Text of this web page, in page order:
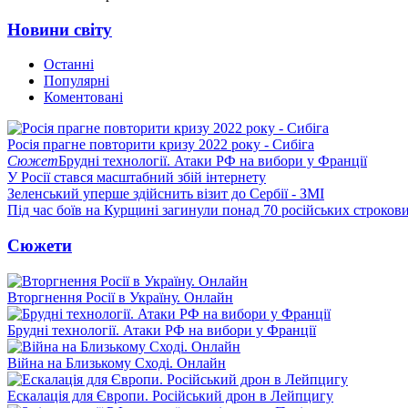
Новини світу
Останні
Популярні
Коментовані
Росія прагне повторити кризу 2022 року - Сибіга
СюжетБрудні технології. Атаки РФ на вибори у Франції
У Росії стався масштабний збій інтернету
Зеленський уперше здійснить візит до Сербії - ЗМІ
Під час боїв на Курщині загинули понад 70 російських
Сюжети
Вторгнення Росії в Україну. Онлайн
Брудні технології. Атаки РФ на вибори у Франції
Війна на Близькому Сході. Онлайн
Ескалація для Європи. Російський дрон в Лейпцигу